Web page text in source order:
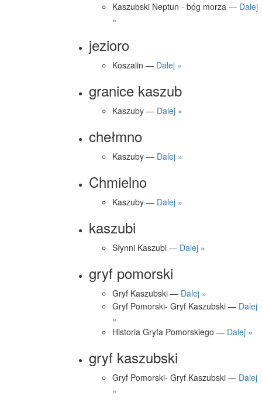
Kaszubski Neptun - bóg morza — Dalej
»
jezioro
Koszalin — Dalej »
granice kaszub
Kaszuby — Dalej »
chełmno
Kaszuby — Dalej »
Chmielno
Kaszuby — Dalej »
kaszubi
Słynni Kaszubi — Dalej »
gryf pomorski
Gryf Kaszubski — Dalej »
Gryf Pomorski- Gryf Kaszubski — Dalej
»
Historia Gryfa Pomorskiego — Dalej »
gryf kaszubski
Gryf Pomorski- Gryf Kaszubski — Dalej
»